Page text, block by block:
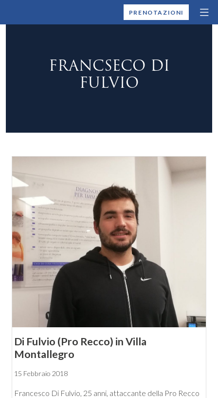
MONTALLEGROPRENOTAZIONI
FRANCSECO DI
FULVIO
Di Fulvio (Pro Recco) in Villa
Montallegro
15 Febbraio 2018
Francesco Di Fulvio, 25 anni, attaccante della Pro Recco